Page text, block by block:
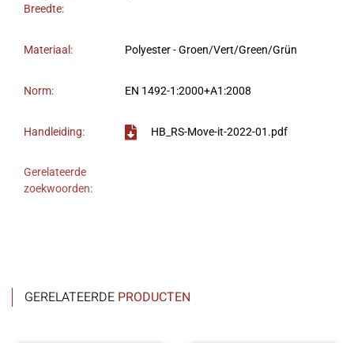
Breedte:
Materiaal: Polyester - Groen/Vert/Green/Grün
Norm: EN 1492-1:2000+A1:2008
Handleiding: HB_RS-Move-it-2022-01.pdf
Gerelateerde
zoekwoorden:
GERELATEERDE PRODUCTEN